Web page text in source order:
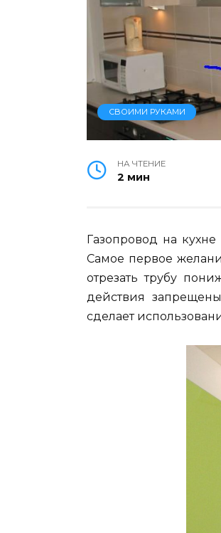
СВОИМИ РУКАМИ
НА ЧТЕНИЕ
2 мин
Газопровод на
Самое первое
отрезать трубу
действия
сделает